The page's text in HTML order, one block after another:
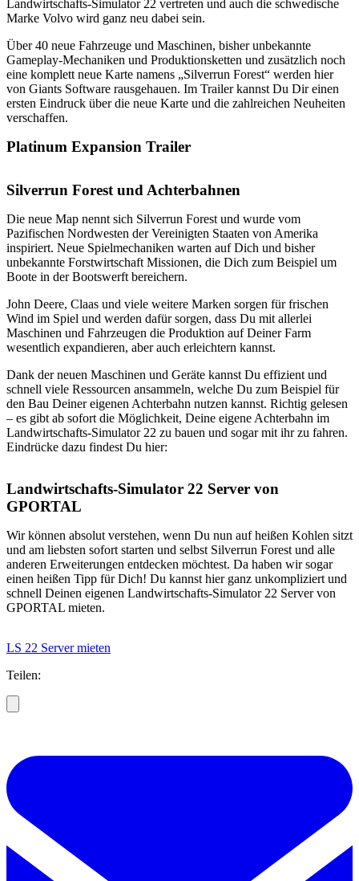
Landwirtschafts-Simulator 22 vertreten und auch die schwedische
Marke Volvo wird ganz neu dabei sein.
Über 40 neue Fahrzeuge und Maschinen, bisher unbekannte
Gameplay-Mechaniken und Produktionsketten und zusätzlich noch
eine komplett neue Karte namens „Silverrun Forest“ werden hier
von Giants Software rausgehauen. Im Trailer kannst Du Dir einen
ersten Eindruck über die neue Karte und die zahlreichen Neuheiten
verschaffen.
Platinum Expansion Trailer
Silverrun Forest und Achterbahnen
Die neue Map nennt sich Silverrun Forest und wurde vom
Pazifischen Nordwesten der Vereinigten Staaten von Amerika
inspiriert. Neue Spielmechaniken warten auf Dich und bisher
unbekannte Forstwirtschaft Missionen, die Dich zum Beispiel um
Boote in der Bootswerft bereichern.
John Deere, Claas und viele weitere Marken sorgen für frischen
Wind im Spiel und werden dafür sorgen, dass Du mit allerlei
Maschinen und Fahrzeugen die Produktion auf Deiner Farm
wesentlich expandieren, aber auch erleichtern kannst.
Dank der neuen Maschinen und Geräte kannst Du effizient und
schnell viele Ressourcen ansammeln, welche Du zum Beispiel für
den Bau Deiner eigenen Achterbahn nutzen kannst. Richtig gelesen
– es gibt ab sofort die Möglichkeit, Deine eigene Achterbahn im
Landwirtschafts-Simulator 22 zu bauen und sogar mit ihr zu fahren.
Eindrücke dazu findest Du hier:
Landwirtschafts-Simulator 22 Server von
GPORTAL
Wir können absolut verstehen, wenn Du nun auf heißen Kohlen sitzt
und am liebsten sofort starten und selbst Silverrun Forest und alle
anderen Erweiterungen entdecken möchtest. Da haben wir sogar
einen heißen Tipp für Dich! Du kannst hier ganz unkompliziert und
schnell Deinen eigenen Landwirtschafts-Simulator 22 Server von
GPORTAL mieten.
LS 22 Server mieten
Teilen: